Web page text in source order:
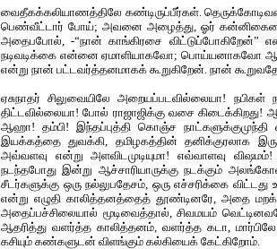
வைதீகக்கலியாணத்திலே கண்டிருப்பீர்கள்.
பெண்வீட்டார் போய்; அவனை அழைத்து, ஓர்
அதைபபோல், -“நான் காங்கிரசை விட்டுப்போகிறேன்”
நடிவடிக்கை என்னை ஏமாளியாகவோ; பொய்யனாகவோ
என்று நான் பட்டவர்த்தனமாகக் கூறுகிறேன். நான்
ஏசுநாதர் சிலுவையிலே அறையப்படவில்லையா!
திட்டவில்லையா! போல் ராஜாஜிக்கு வசை
ஆஹா! தம்பி! இந்தப்புத்தி கொஞ்ச நாட்களுக்குமுந்தி
இயக்கத்தை துவக்கி, தமிழகத்தின் தனிக்குரலாக
அவ்வளவு என்று அளவிடமுடியுமா! எவ்வாளவு
நடந்தபோது இன்று ஆச்சாரியாருக்கு நடக்கும்
சீடர்களுக்கு ஒரு நல்லுபதேசம், ஒரு எச்சரிக்கை
என்று எழுதி காலித்தனத்தைத் தூண்டினரே, அதை
அதைப்பச்சிலையால் மூடிவைத்தால், சிவமயம்
ஆதரித்து வளர்த்த காலித்தனம், வளர்த்த கடா,
கசியும் கண்களுடன் விளங்கும் கல்கியைக் கேட்கிறோம்.